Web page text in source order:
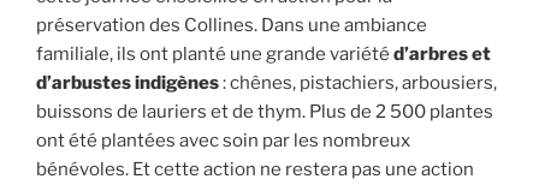
préservation des Collines. Dans une ambiance
familiale, ils ont planté une grande variété d’arbres et
d’arbustes indigènes: chênes, pistachiers, arbousiers,
buissons de lauriers et de thym. Plus de 2 500 plantes
ont été plantées avec soin par les nombreux
bénévoles. Et cette action ne restera pas une action